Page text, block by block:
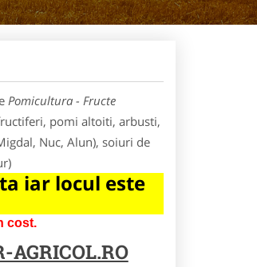
Pomicultura - Fructe
pomi altoiti, arbusti,
Nuc, Alun), soiuri de
iar locul este
cost.
AGRICOL.RO